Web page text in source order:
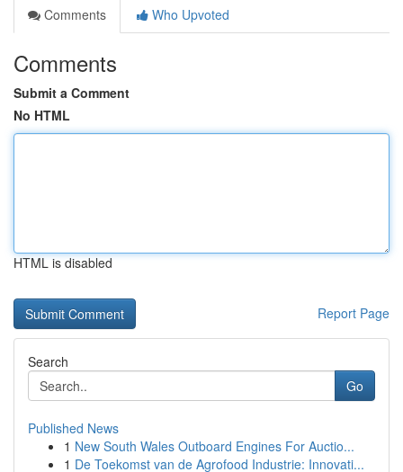
Comments
Who Upvoted
Comments
Submit a Comment
No HTML
HTML is disabled
Report Page
Search
Go
Published News
1 New South Wales Outboard Engines For Auctio...
1 De Toekomst van de Agrofood Industrie: Innovati...